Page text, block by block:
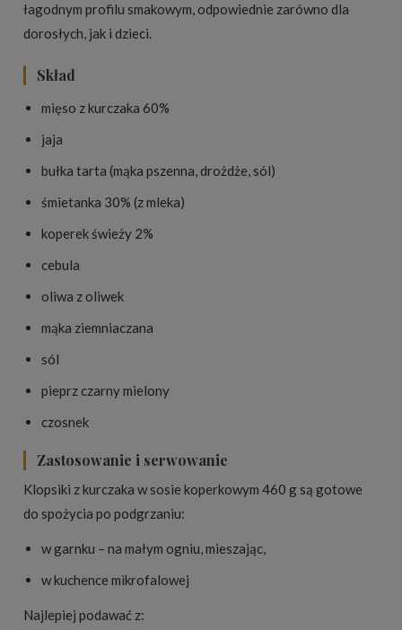
łagodnym profilu smakowym, odpowiednie zarówno dla
dorosłych, jak i dzieci.
Skład
mięso z kurczaka 60%
jaja
bułka tarta (mąka pszenna, drożdże, sól)
śmietanka 30% (z mleka)
koperek świeży 2%
cebula
oliwa z oliwek
mąka ziemniaczana
sól
pieprz czarny mielony
czosnek
Zastosowanie i serwowanie
Klopsiki z kurczaka w sosie koperkowym 460 g są gotowe
do spożycia po podgrzaniu:
w garnku – na małym ogniu, mieszając,
w kuchence mikrofalowej
Najlepiej podawać z: